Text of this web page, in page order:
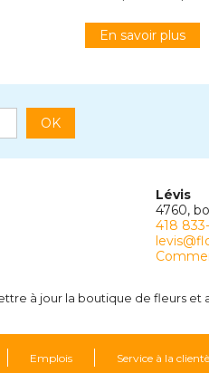
En savoir plus
OK
Lévis
4760,
418
à jour la boutique de fleurs et
Emplois Service à la